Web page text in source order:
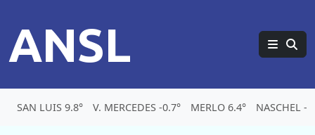
ANSL
SAN LUIS 9.8° V. MERCEDES -0.7° MERLO 6.4° NASCHEL -